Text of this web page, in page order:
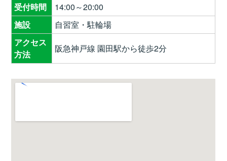
受付時間
14:00～20:00
施設
自習室・駐輪場
アクセス
方法
阪急神戸線 園田駅から徒歩2分